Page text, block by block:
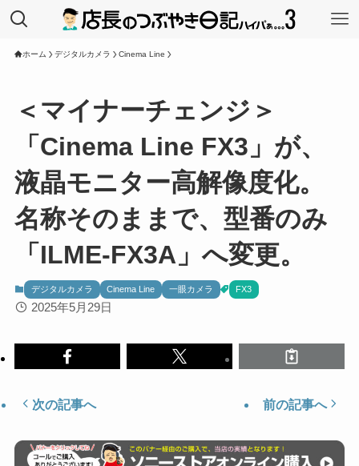
ホーム デジタルカメラ Cinema Line
＜マイナーチェンジ＞
「Cinema Line FX3」が、
液晶モニター高解像度化。
名称そのままで、型番のみ
「ILME-FX3A」へ変更。
デジタルカメラ Cinema Line 一眼カメラ FX3
2025年5月29日
次の記事へ 前の記事へ